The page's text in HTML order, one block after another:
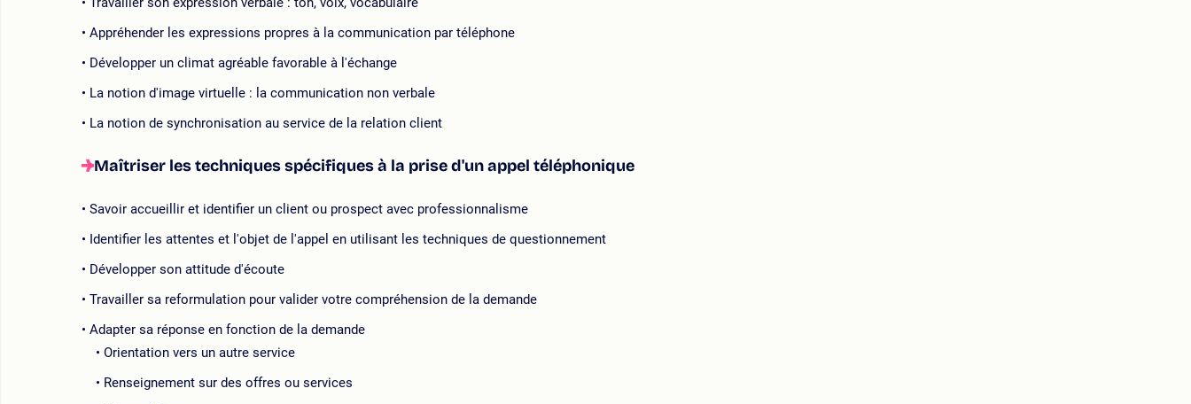
Appréhender les expressions propres à la communication par téléphone
Développer un climat agréable favorable à l'échange
La notion d'image virtuelle : la communication non verbale
La notion de synchronisation au service de la relation client
Maîtriser les techniques spécifiques à la prise d'un appel téléphonique
Savoir accueillir et identifier un client ou prospect avec professionnalisme
Identifier les attentes et l'objet de l'appel en utilisant les techniques de questionnement
Développer son attitude d'écoute
Travailler sa reformulation pour valider votre compréhension de la demande
Adapter sa réponse en fonction de la demande
Orientation vers un autre service
Renseignement sur des offres ou services